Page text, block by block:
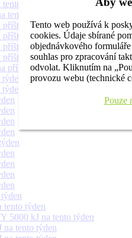
Tento web používá k
cookies. Údaje sbírané
objednávkového
souhlas pro zpracování
odvolat. Kliknutím na
provozu webu (technické
Pouze
týden
týden
týden
týden
týden
týden
příští týden
týden
5000 kJ na tento týden
tento týden